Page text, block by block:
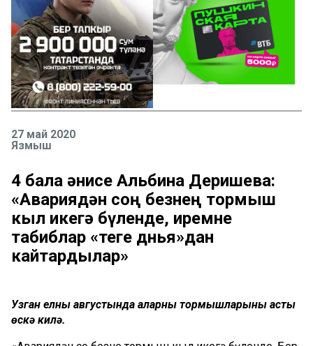
27 май 2020
Язмыш
4 бала әнисе Альбина Деришева:
«Авариядән соң безнең тормыш
кыл икегә бүленде, иремне
табиблар «теге дөнья»дан
кайтардылар»
Узган елның августында аларның тормышларының асты
өскә килә.